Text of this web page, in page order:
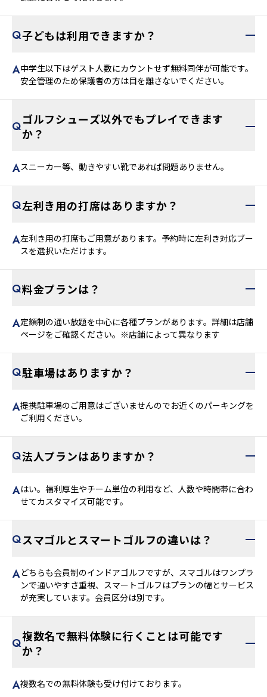
子どもは利用できますか？
中学生以下はゲスト人数にカウントせず無料同伴が可能です。
安全管理のため保護者の方は目を離さないでください。
ゴルフシューズ以外でもプレイできます
か？
スニーカー等、動きやすい靴であれば問題ありません。
左利き用の打席はありますか？
左利き用の打席もご用意があります。予約時に左利き対応ブー
スを選択いただけます。
料金プランは？
定額制の通い放題を中心に各種プランがあります。詳細は店舗
ページをご確認ください。※店舗によって異なります
駐車場はありますか？
提携駐車場のご用意はございませんのでお近くのパーキングを
ご利用ください。
法人プランはありますか？
はい。福利厚生やチーム単位の利用など、人数や時間帯に合わ
せてカスタマイズ可能です。
スマゴルとスマートゴルフの違いは？
どちらも会員制のインドアゴルフですが、スマゴルはワンプラ
ンで通いやすさ重視、スマートゴルフはプランの幅とサービス
が充実しています。会員区分は別です。
複数名で無料体験に行くことは可能です
か？
複数名での無料体験も受け付けております。